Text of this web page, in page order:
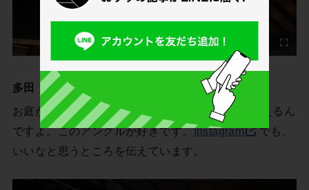
多田
お庭から、下の間・小座敷・庭・書斎と全体が見えるん
ですよ。このアングルが好きです。Instagram
でも、
いいなと思うところを伝えています。